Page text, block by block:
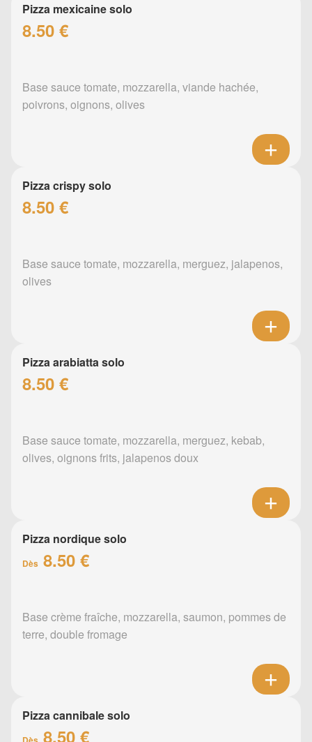
Pizza mexicaine solo
8.50 €
Base sauce tomate, mozzarella, viande hachée,
poivrons, oignons, olives
Pizza crispy solo
8.50 €
Base sauce tomate, mozzarella, merguez, jalapenos,
olives
Pizza arabiatta solo
8.50 €
Base sauce tomate, mozzarella, merguez, kebab,
olives, oignons frits, jalapenos doux
Pizza nordique solo
Dès 8.50 €
Base crème fraîche, mozzarella, saumon, pommes de
terre, double fromage
Pizza cannibale solo
8.50 €